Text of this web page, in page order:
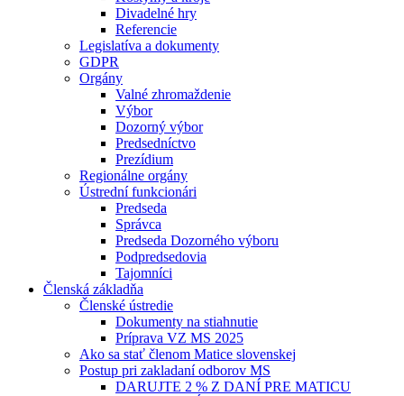
Divadelné hry
Referencie
Legislatíva a dokumenty
GDPR
Orgány
Valné zhromaždenie
Výbor
Dozorný výbor
Predsedníctvo
Prezídium
Regionálne orgány
Ústrední funkcionári
Predseda
Správca
Predseda Dozorného výboru
Podpredsedovia
Tajomníci
Členská základňa
Členské ústredie
Dokumenty na stiahnutie
Príprava VZ MS 2025
Ako sa stať členom Matice slovenskej
Postup pri zakladaní odborov MS
DARUJTE 2 % Z DANÍ PRE MATICU